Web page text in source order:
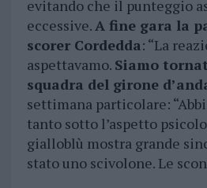
evitando che il punteggio
eccessive.A fine gara la
scorer Cordedda: “La
aspettavamo. Siamo
squadra del girone
settimana particolare:
tanto sotto l’aspetto
gialloblù mostra grande
stato uno scivolone. Le